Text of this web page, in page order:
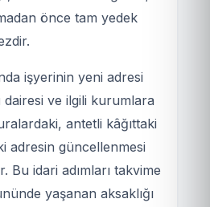
önce tam yedek
işyerinin yeni adresi
ve ilgili kurumlara
antetli kâğıttaki
adresin güncellenmesi
Bu idari adımları takvime
yaşanan aksaklığı